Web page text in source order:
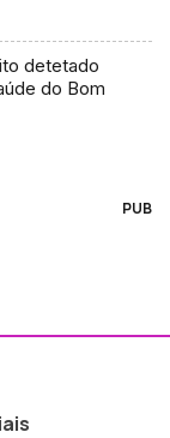
detetado
do Bom
PUB